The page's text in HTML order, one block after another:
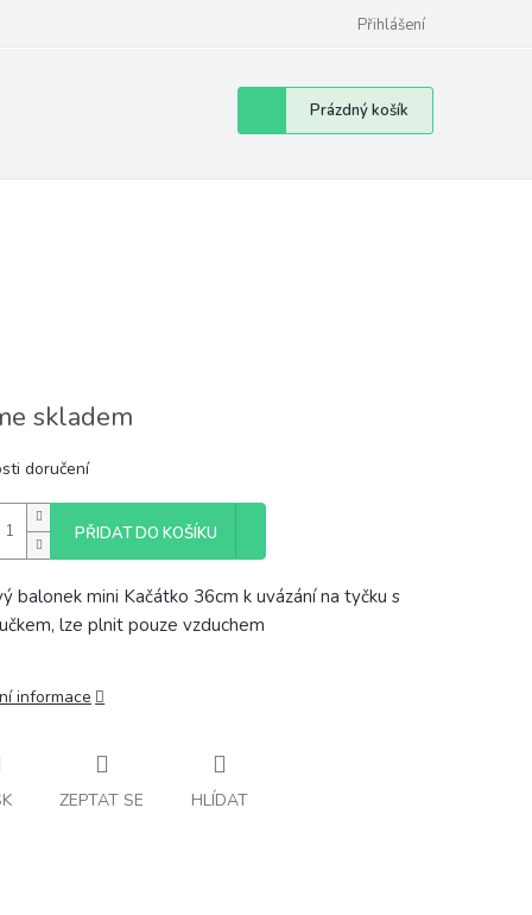
Přihlášení
Nákupní
košík
Prázdný košík
skladem
doručení
PŘIDAT DO KOŠÍKU
balonek mini Kačátko 36cm k uvázání na tyčku s
lze plnit pouze vzduchem
informace
ZEPTAT SE HLÍDAT